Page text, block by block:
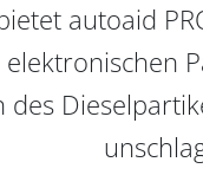
autoaid
des